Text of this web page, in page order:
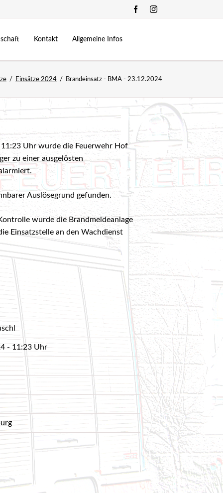
2017
Stunden Übung
2023
| Verkehrsunfall - 13.10.2018
| Brand eines Lager - 21.10.2017
2 | Saunabrand- 22.09.2017
3 | Wohnungsbrand - 09.06.2017
3 | Hydr. Rettungsgerät und Fahrzeugbrand- 23.05.2017
Rettungsgerät - 12.05.2017
2 | Ölsperre - 07.04.2017
- 01.04.2017
Kontakt Allgemeine Infos
Fuhrpark
Chronik
Links
Einsätze 2024 Brandeinsatz - BMA - 23.12.2024
Uhr wurde die Feuerwehr Hof
zu einer ausgelösten
Auslösegrund gefunden.
wurde die Brandmeldeanlage
Einsatzstelle an den Wachdienst
- 11:23 Uhr